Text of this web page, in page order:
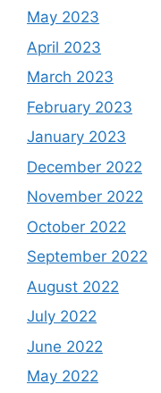
May 2023
April 2023
March 2023
February 2023
January 2023
December 2022
November 2022
October 2022
September 2022
August 2022
July 2022
June 2022
May 2022